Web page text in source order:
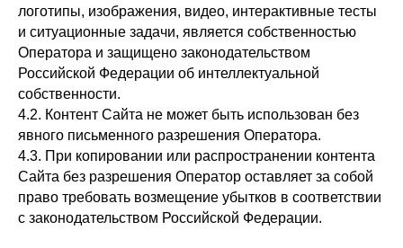
логотипы, изображения, видео, интерактивные тесты
и ситуационные задачи, является собственностью
Оператора и защищено законодательством
Российской Федерации об интеллектуальной
собственности.
4.2. Контент Сайта не может быть использован без
явного письменного разрешения Оператора.
4.3. При копировании или распространении контента
Сайта без разрешения Оператор оставляет за собой
право требовать возмещение убытков в соответствии
с законодательством Российской Федерации.